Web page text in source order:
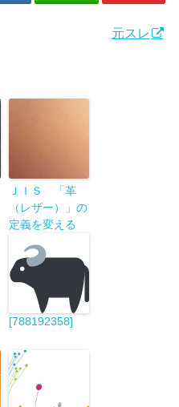
元スレ
ＪＩＳ 「革
（レザー）」の
定義を変える
[788192358]